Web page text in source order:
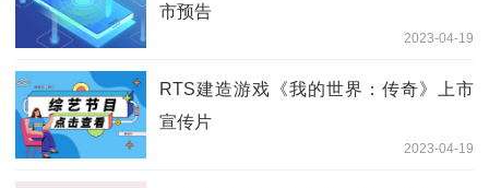
市预告
2023-04-19
RTS建造游戏《我的世界：传奇》上市
宣传片
2023-04-19